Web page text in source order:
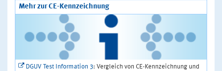
Mehr zur CE-Kennzeichnung
DGUV Test Information 3: Vergleich von CE-Kennzeichnung und